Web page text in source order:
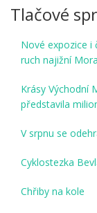
Tlačové
Nové expozice i
ruch najižní
Krásy Východní
představila
V srpnu se
Cyklostezka
Chřiby na kole